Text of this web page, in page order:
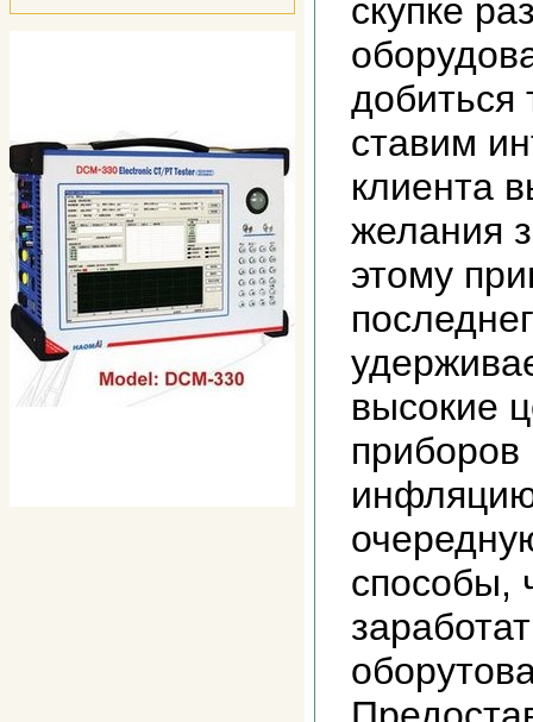
скупке
добиться
ставим
клиента
желания
этому
высокие
способы,